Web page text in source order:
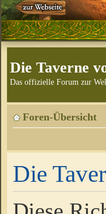
Die Taverne
Das offizielle Forum zur
Foren-Übersicht
Die